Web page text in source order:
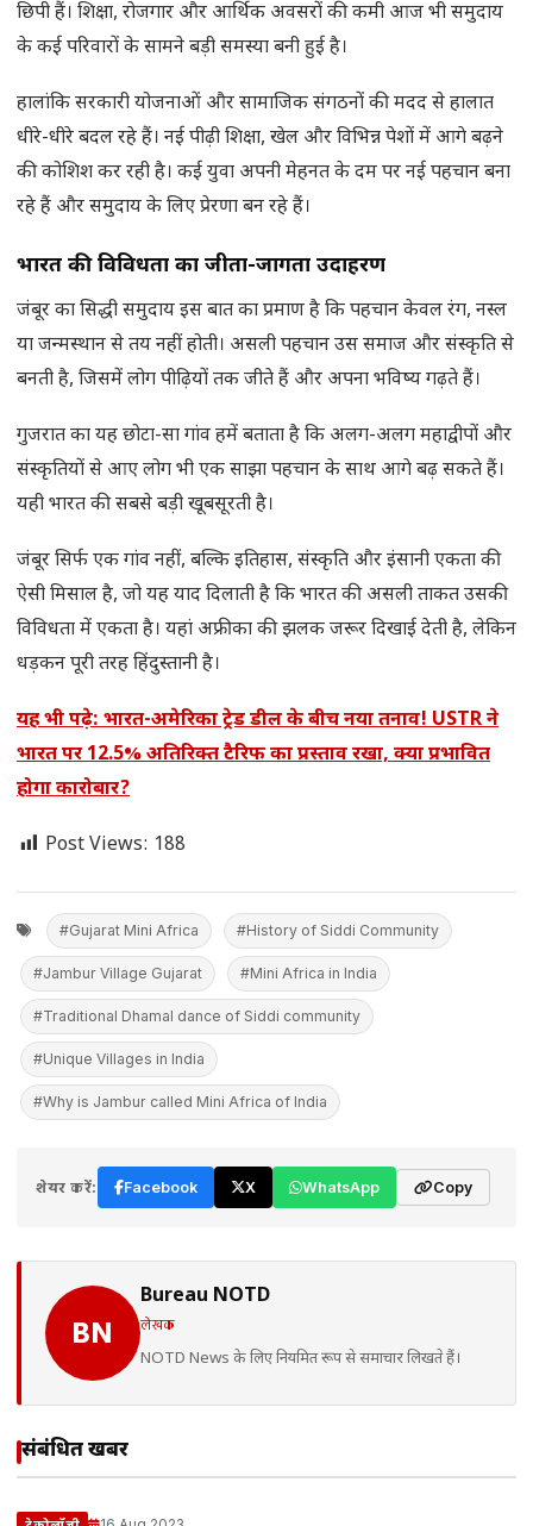
छिपी हैं। शिक्षा, रोजगार और आर्थिक अवसरों की कमी आज भी समुदाय
के कई परिवारों के सामने बड़ी समस्या बनी हुई है।
हालांकि सरकारी योजनाओं और सामाजिक संगठनों की मदद से हालात
धीरे-धीरे बदल रहे हैं। नई पीढ़ी शिक्षा, खेल और विभिन्न पेशों में आगे बढ़ने
की कोशिश कर रही है। कई युवा अपनी मेहनत के दम पर नई पहचान बना
रहे हैं और समुदाय के लिए प्रेरणा बन रहे हैं।
भारत की विविधता का जीता-जागता उदाहरण
जंबूर का सिद्धी समुदाय इस बात का प्रमाण है कि पहचान केवल रंग, नस्ल
या जन्मस्थान से तय नहीं होती। असली पहचान उस समाज और संस्कृति से
बनती है, जिसमें लोग पीढ़ियों तक जीते हैं और अपना भविष्य गढ़ते हैं।
गुजरात का यह छोटा-सा गांव हमें बताता है कि अलग-अलग महाद्वीपों और
संस्कृतियों से आए लोग भी एक साझा पहचान के साथ आगे बढ़ सकते हैं।
यही भारत की सबसे बड़ी खूबसूरती है।
जंबूर सिर्फ एक गांव नहीं, बल्कि इतिहास, संस्कृति और इंसानी एकता की
ऐसी मिसाल है, जो यह याद दिलाती है कि भारत की असली ताकत उसकी
विविधता में एकता है। यहां अफ्रीका की झलक जरूर दिखाई देती है, लेकिन
धड़कन पूरी तरह हिंदुस्तानी है।
यह भी पढ़े: भारत-अमेरिका ट्रेड डील के बीच नया तनाव! USTR ने
भारत पर 12.5% अतिरिक्त टैरिफ का प्रस्ताव रखा, क्या प्रभावित
होगा कारोबार?
Post Views: 188
#Gujarat Mini Africa #History of Siddi Community
#Jambur Village Gujarat #Mini Africa in India
#Traditional Dhamal dance of Siddi community
#Unique Villages in India
#Why is Jambur called Mini Africa of India
शेयर करें: Facebook X WhatsApp Copy
BN
Bureau NOTD
लेखक
NOTD News के लिए नियमित रूप से समाचार लिखते हैं।
संबंधित खबरें